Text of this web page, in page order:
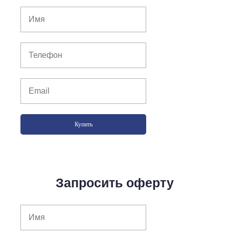
Купить
Запросить оферту